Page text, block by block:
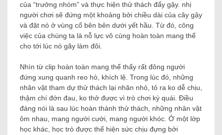
của “trưởng nhóm” và thực hiện thử thách đẩy gậy. nhị
người chơi sẽ đứng một khoảng bởi chiều dài của cây gậy
và đặt nó ở vùng cổ bên bên dưới yết hầu. Từ đó, công
việc của chúng ta là nỗ lực vô cùng hoàn toàn mang thể
cho tới lúc nó gãy làm đôi.
Nhìn từ clip hoàn toàn mang thể thấy rất đông người
đứng xung quanh reo hò, khích lệ. Trong lúc đó, những
nhân vật tham dự thử thách lại nhăn nhó, tỏ ra ko dễ chịu,
thậm chí đớn đau, ko thở được vì trò chơi kỳ quái. Điều
đáng nói là sau lúc hoàn thành thử thách, những nhân vật
ôm nhau, mang người cười, mang người khóc. Ở một lớp
học khác, học trò được thể hiện sức chịu đựng bởi